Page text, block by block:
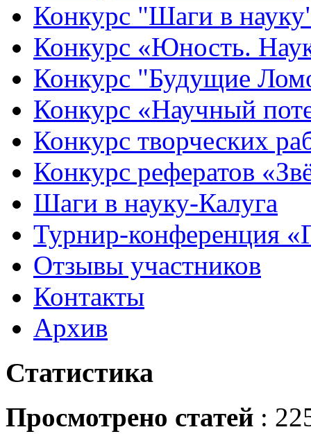
Конкурс "Шаги в
Конкурс «Юность.
Конкурс "Будущие
Конкурс «Научный
Конкурс творческих
Конкурс рефератов
Шаги в науку-Калуга
Турнир-конференция
Отзывы участников
Контакты
Архив
Статистика
Просмотрено статей :